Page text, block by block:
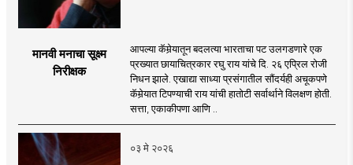
मानवी मनाचा सूक्ष्म
निरीक्षक
आपल्या कॅमेर्‍यातून बदलत्या भारताचा पट उलगडणारे एक
प्रख्यात छायाचित्रकार रघु राय यांचे दि. २६ एप्रिल रोजी
निधन झाले. एखाद्या साध्या प्रसंगातील सौंदर्यही अचूकपणे
कॅमेर्‍यात टिपण्याची राय यांची हातोटी सर्वार्थाने विलक्षण होती.
सत्ता, एकाकीपणा आणि ..
०३ मे २०२६